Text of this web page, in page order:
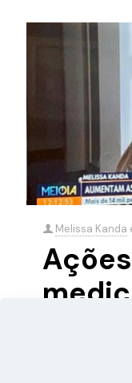
Melissa Kanda
Entrevista da